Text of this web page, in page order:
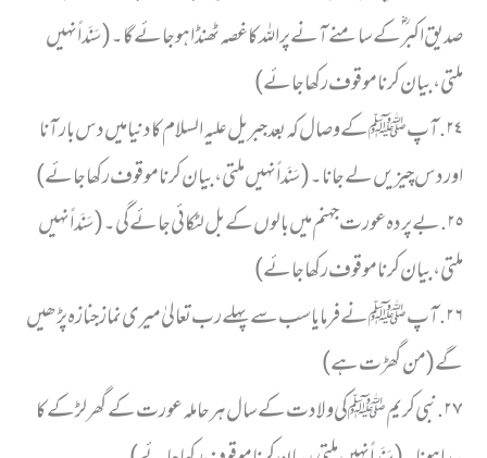
صدیق اکبر ؓ کے سامنے آنے پر اللہ کا غصہ ٹھنڈا ہو جائے گا۔ (سَنَداً نہیں
ملتی، بیان کرنا موقوف رکھا جائے)
٢٤. آپ ﷺ کے وصال کہ بعد جبریل علیہ السلام کا دنیا میں دس بار آنا
اور دس چیزیں لے جانا۔ (سَنَداً نہیں ملتی، بیان کرنا موقوف رکھا جائے)
٢٥. بے پردہ عورت جہنم میں بالوں کے بل لٹکائی جائے گی۔ (سَنَداً نہیں
ملتی، بیان کرنا موقوف رکھا جائے)
٢٦. آپ ﷺ نے فرمایا سب سے پہلے رب تعالیٰ میری نماز جنازہ پڑھیں
گے (من گھڑت ہے)
٢٧. نبی کریم ﷺ کی ولادت کے سال ہر حاملہ عورت کے گھر لڑکے کا